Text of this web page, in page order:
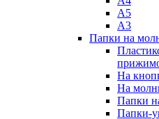
А5
А3
Папки на
На
На
Папки
Папки-